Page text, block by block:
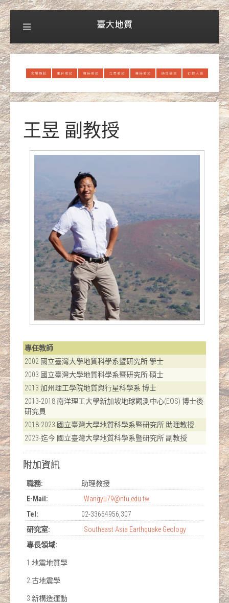
王昱 副教授
專任教師
2002 國立臺灣大學地質科學系暨研究所 學士
2003 國立臺灣大學地質科學系暨研究所 碩士
2013 加州理工學院地質與行星科學系 博士
2013-2018 南洋理工大學新加坡地球觀測中心(EOS) 博士後
研究員
2018-2023 國立臺灣大學地質科學系暨研究所 助理教授
2023-迄今 國立臺灣大學地質科學系暨研究所 副教授
附加資訊
職務:
助理教授
E-Mail:
Wangyu79@ntu.edu.tw
Tel:
‭02-33664956,307
研究室:
Southeast Asia Earthquake Geology
專長領域:
1.地震地質學
2.古地震學
3.新構造運動